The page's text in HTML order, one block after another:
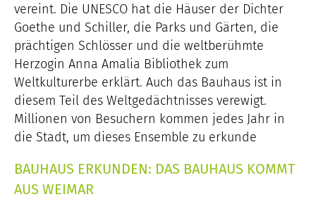
vereint. Die UNESCO hat die Häuser der Dichter
Goethe und Schiller, die Parks und Gärten, die
prächtigen Schlösser und die weltberühmte
Herzogin Anna Amalia Bibliothek zum
Weltkulturerbe erklärt. Auch das Bauhaus ist in
diesem Teil des Weltgedächtnisses verewigt.
Millionen von Besuchern kommen jedes Jahr in
die Stadt, um dieses Ensemble zu erkunde
BAUHAUS ERKUNDEN: DAS BAUHAUS KOMMT
AUS WEIMAR